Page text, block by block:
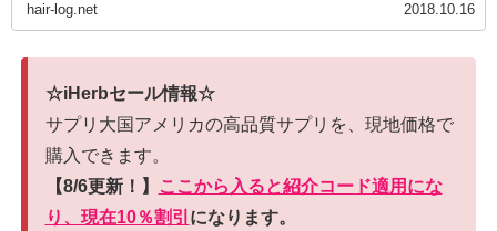
hair-log.net 2018.10.16
☆iHerbセール情報☆
サプリ大国アメリカの高品質サプリを、現地価格で
購入できます。
【8/6更新！】
ここから入ると紹介コード適用にな
り、現在10％割引 になります。